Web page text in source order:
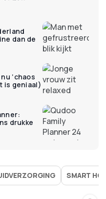
dan de
‘chaos
is geniaal)
drukke
SMART